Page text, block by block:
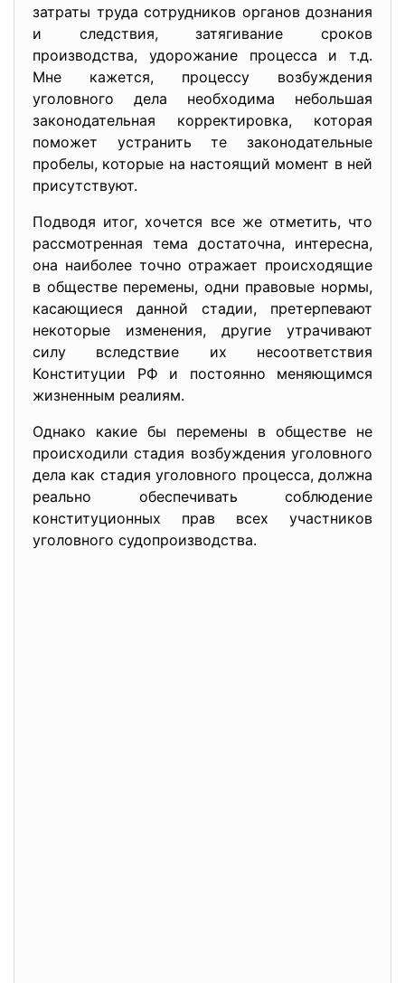
затраты труда сотрудников органов дознания
и следствия, затягивание сроков
производства, удорожание процесса и т.д.
Мне кажется, процессу возбуждения
уголовного дела необходима небольшая
законодательная корректировка, которая
поможет устранить те законодательные
пробелы, которые на настоящий момент в ней
присутствуют.
Подводя итог, хочется все же отметить, что
рассмотренная тема достаточна, интересна,
она наиболее точно отражает происходящие
в обществе перемены, одни правовые нормы,
касающиеся данной стадии, претерпевают
некоторые изменения, другие утрачивают
силу вследствие их несоответствия
Конституции РФ и постоянно меняющимся
жизненным реалиям.
Однако какие бы перемены в обществе не
происходили стадия возбуждения уголовного
дела как стадия уголовного процесса, должна
реально обеспечивать соблюдение
конституционных прав всех участников
уголовного судопроизводства.